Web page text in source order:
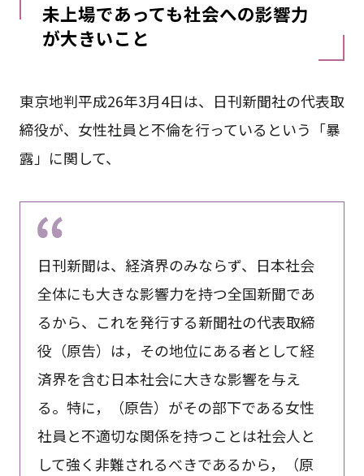
未上場であっても社会への影響力
が大きいこと
東京地判平成26年3月4日は、日刊新聞社の代表取
締役が、女性社員と不倫を行っているという「暴
露」に関して、
日刊新聞は、経済界のみならず、日本社会
全体にも大きな影響力を持つ全国新聞であ
るから、これを発行する新聞社の代表取締
役（原告）は，その地位にある者として経
済界を含む日本社会に大きな影響を与え
る。特に，（原告）がその部下である女性
社員と不適切な関係を持つことは社会人と
して強く非難されるべきであるから，（原